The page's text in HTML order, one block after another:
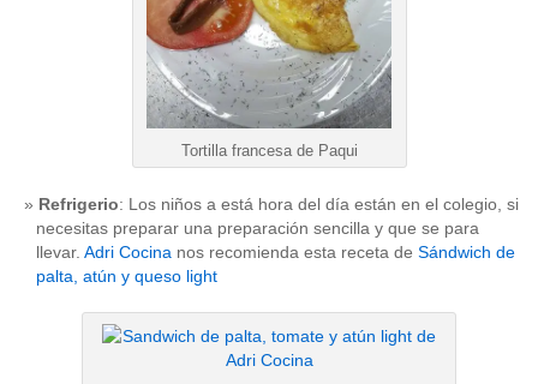
Tortilla francesa de Paqui
Refrigerio: Los niños a está hora del día están en el colegio, si
necesitas preparar una preparación sencilla y que se para
llevar. Adri Cocina nos recomienda esta receta de Sándwich de
palta, atún y queso light